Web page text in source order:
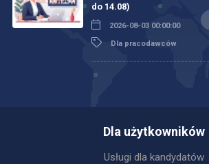
do 14.08)
2026-08-03 00:00:00
Dla pracodawców
Dla użytkowników
Usługi dla kandydatów